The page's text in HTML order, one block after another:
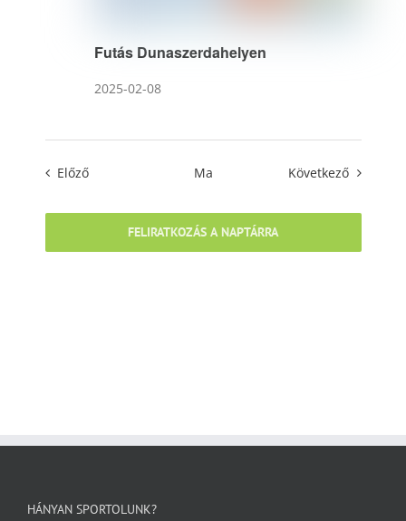
Futás Dunaszerdahelyen
2025-02-08
ElőzőEsemények Ma Következő
FELIRATKOZÁS A NAPTÁRRA
HÁNYAN SPORTOLUNK?